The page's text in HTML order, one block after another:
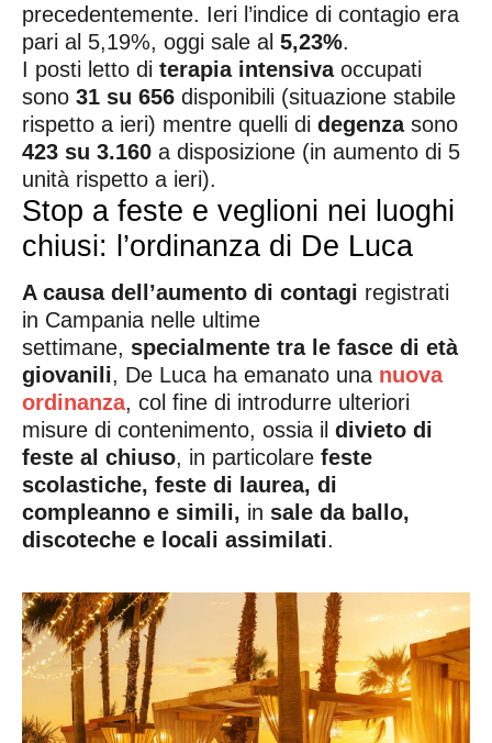
precedentemente. Ieri l’indice di contagio era
pari al 5,19%, oggi sale al 5,23%.
I posti letto di terapia intensivaoccupati
sono 31 su 656 disponibili (situazione stabile
rispetto a ieri) mentre quelli di degenzasono
423 su 3.160 a disposizione (in aumento di 5
unità rispetto a ieri).
Stop a feste e veglioni nei luoghi
chiusi: l’ordinanza di De Luca
A causa dell’aumento di contagi registrati
in Campania nelle ultime
settimane, specialmente tra le fasce di età
giovanili, De Luca ha emanato una nuova
ordinanza, col fine di introdurre ulteriori
misure di contenimento, ossia il divieto di
feste al chiuso, in particolare feste
scolastiche, feste di laurea, di
compleanno e simili, in sale da ballo,
discoteche e locali assimilati.